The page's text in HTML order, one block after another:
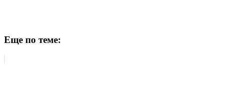
Еще по теме: